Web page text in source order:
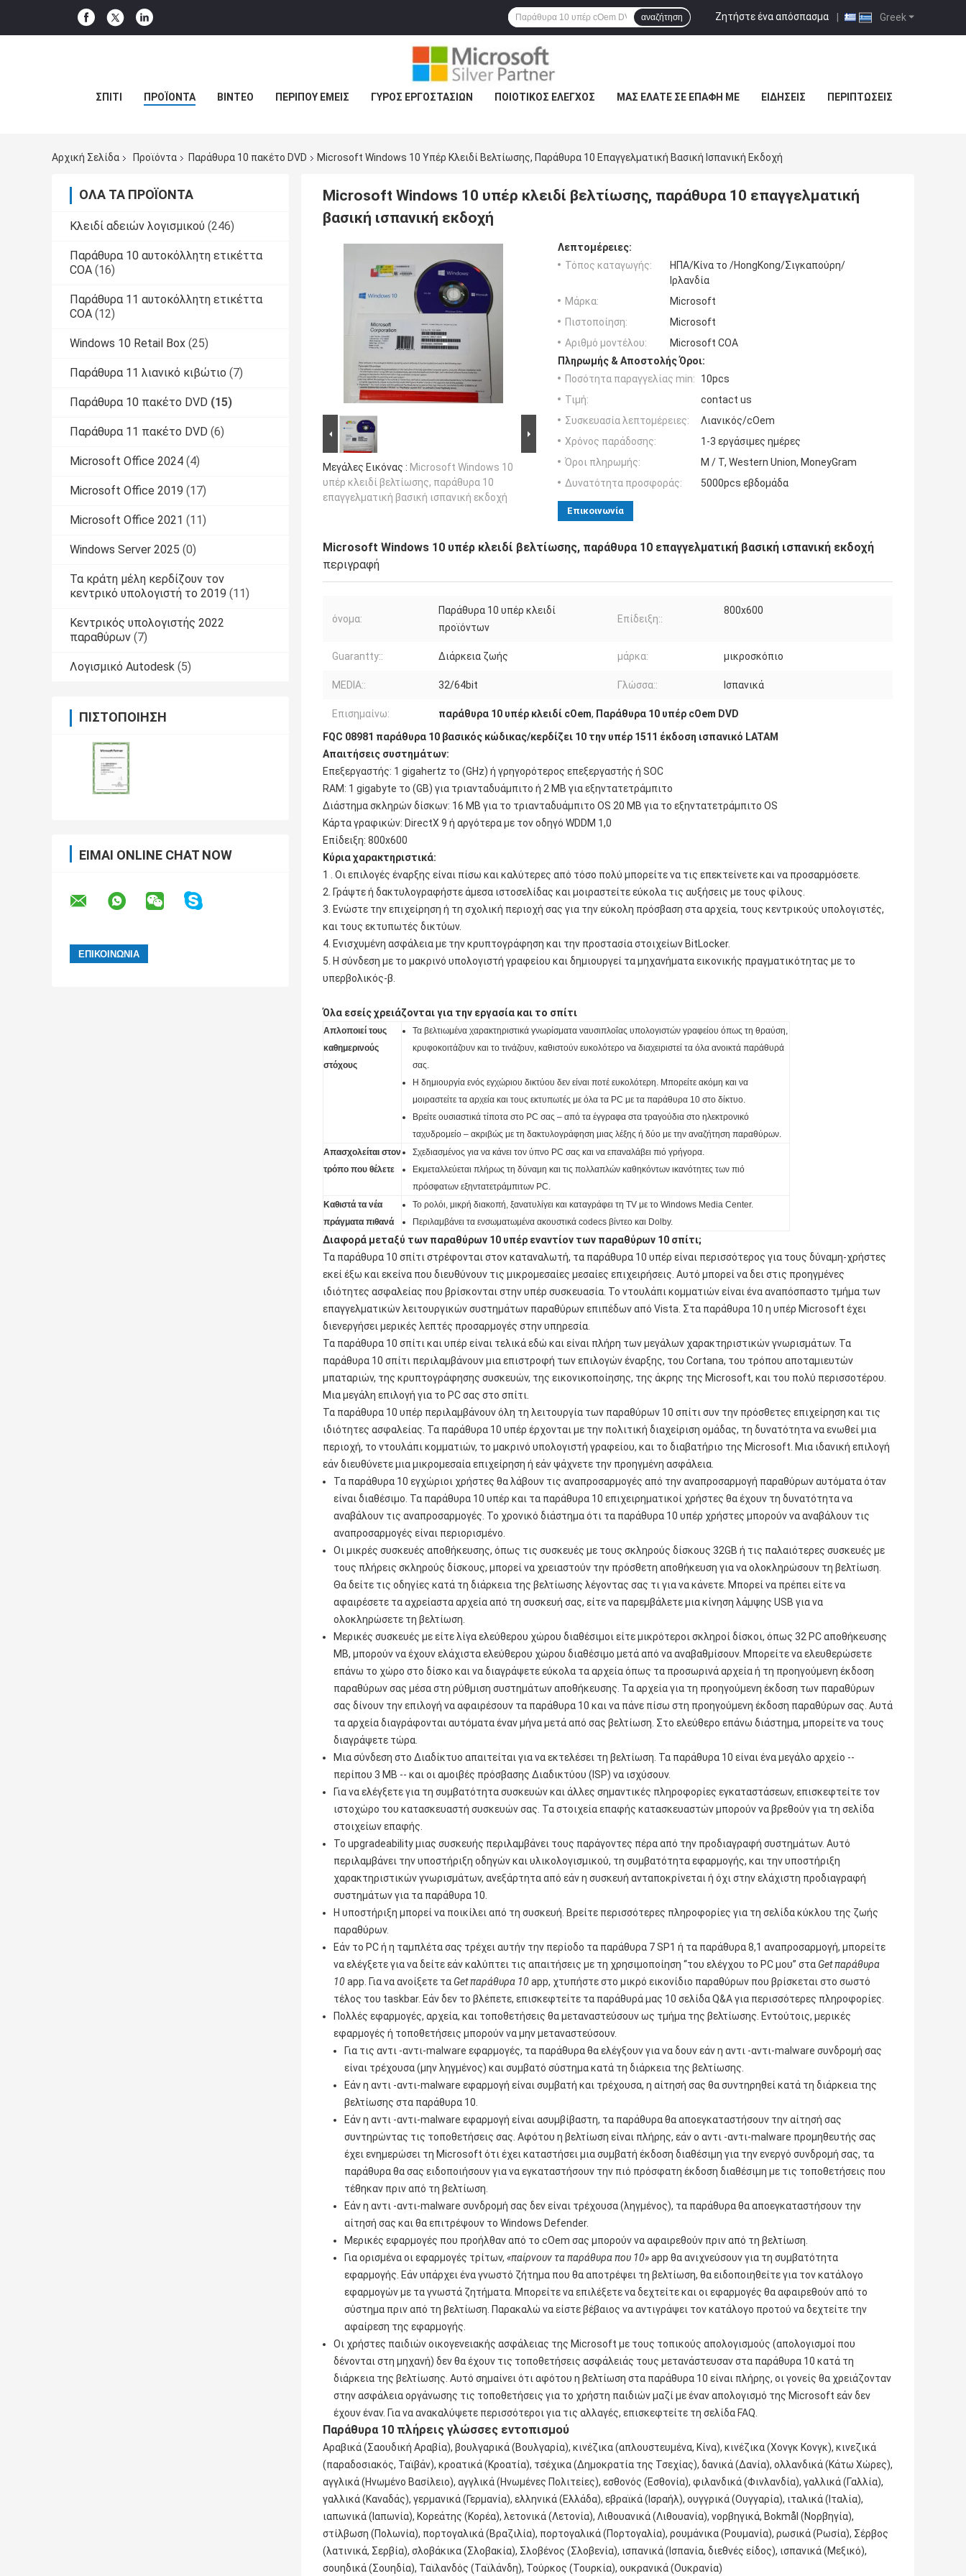
Greek
Ζητήστε ένα απόσπασμα |
αναζήτηση
ΣΠΊΤΙ ΠΡΟΪΌΝΤΑ ΒΊΝΤΕΟ ΠΕΡΊΠΟΥ ΕΜΕΊΣ ΓΎΡΟΣ ΕΡΓΟΣΤΑΣΊΩΝ ΠΟΙΟΤΙΚΌΣ ΈΛΕΓΧΟΣ ΜΑΣ ΕΛΆΤΕ ΣΕ ΕΠΑΦΉ ΜΕ ΕΙΔΉΣΕΙΣ ΠΕΡΙΠΤΏΣΕΙΣ
Αρχική Σελίδα Προϊόντα Παράθυρα 10 πακέτο DVD Microsoft Windows 10 Υπέρ Κλειδί Βελτίωσης, Παράθυρα 10 Επαγγελματική Βασική Ισπανική Εκδοχή
ΌΛΑ ΤΑ ΠΡΟΪΌΝΤΑ
Κλειδί αδειών λογισμικού (246)
Παράθυρα 10 αυτοκόλλητη ετικέττα
COA (16)
Παράθυρα 11 αυτοκόλλητη ετικέττα
COA (12)
Windows 10 Retail Box (25)
Παράθυρα 11 λιανικό κιβώτιο (7)
Παράθυρα 10 πακέτο DVD (15)
Παράθυρα 11 πακέτο DVD (6)
Microsoft Office 2024 (4)
Microsoft Office 2019 (17)
Microsoft Office 2021 (11)
Windows Server 2025 (0)
Τα κράτη μέλη κερδίζουν τον
κεντρικό υπολογιστή το 2019 (11)
Κεντρικός υπολογιστής 2022
παραθύρων (7)
Λογισμικό Autodesk (5)
ΠΙΣΤΟΠΟΊΗΣΗ
ΕΊΜΑΙ ONLINE CHAT NOW
Microsoft Windows 10 υπέρ κλειδί βελτίωσης, παράθυρα 10 επαγγελματική
βασική ισπανική εκδοχή
Μεγάλες Εικόνας : Microsoft Windows 10
υπέρ κλειδί βελτίωσης, παράθυρα 10
επαγγελματική βασική ισπανική εκδοχή
Λεπτομέρειες:
Τόπος καταγωγής:
ΗΠΑ/Κίνα το /HongKong/Σιγκαπούρη/
Ιρλανδία
Μάρκα:
Microsoft
Πιστοποίηση:
Microsoft
Αριθμό μοντέλου:
Microsoft COA
Πληρωμής & Αποστολής Όροι:
Ποσότητα παραγγελίας min:
10pcs
Τιμή:
contact us
Συσκευασία λεπτομέρειες:
Λιανικός/cOem
Χρόνος παράδοσης:
1-3 εργάσιμες ημέρες
Όροι πληρωμής:
Μ / Τ, Western Union, MoneyGram
Δυνατότητα προσφοράς:
5000pcs εβδομάδα
Επικοινωνία
Microsoft Windows 10 υπέρ κλειδί βελτίωσης, παράθυρα 10 επαγγελματική βασική ισπανική εκδοχή
περιγραφή
όνομα:
Παράθυρα 10 υπέρ κλειδί
προϊόντων
Επίδειξη::
800x600
Guarantty:: Διάρκεια ζωής μάρκα: μικροσκόπιο
MEDIA:: 32/64bit Γλώσσα:: Ισπανικά
Επισημαίνω: παράθυρα 10 υπέρ κλειδί cOem, Παράθυρα 10 υπέρ cOem DVD
FQC 08981 παράθυρα 10 βασικός κώδικας/κερδίζει 10 την υπέρ 1511 έκδοση ισπανικό LATAM
Απαιτήσεις συστημάτων:
Επεξεργαστής: 1 gigahertz το (GHz) ή γρηγορότερος επεξεργαστής ή SOC
RAM: 1 gigabyte το (GB) για τριανταδυάμπιτο ή 2 ΜΒ για εξηντατετράμπιτο
Διάστημα σκληρών δίσκων: 16 ΜΒ για το τριανταδυάμπιτο OS 20 ΜΒ για το εξηντατετράμπιτο OS
Κάρτα γραφικών: DirectX 9 ή αργότερα με τον οδηγό WDDM 1,0
Επίδειξη: 800x600
Κύρια χαρακτηριστικά:
1 . Οι επιλογές έναρξης είναι πίσω και καλύτερες από τόσο πολύ μπορείτε να τις επεκτείνετε και να προσαρμόσετε.
2. Γράψτε ή δακτυλογραφήστε άμεσα ιστοσελίδας και μοιραστείτε εύκολα τις αυξήσεις με τους φίλους.
3. Ενώστε την επιχείρηση ή τη σχολική περιοχή σας για την εύκολη πρόσβαση στα αρχεία, τους κεντρικούς υπολογιστές,
και τους εκτυπωτές δικτύων.
4. Ενισχυμένη ασφάλεια με την κρυπτογράφηση και την προστασία στοιχείων BitLocker.
5. Η σύνδεση με το μακρινό υπολογιστή γραφείου και δημιουργεί τα μηχανήματα εικονικής πραγματικότητας με το
υπερβολικός-β.
Όλα εσείς χρειάζονται για την εργασία και το σπίτι
Απλοποιεί τους
καθημερινούς
στόχους
Τα βελτιωμένα χαρακτηριστικά γνωρίσματα ναυσιπλοΐας υπολογιστών γραφείου όπως τη θραύση,
κρυφοκοιτάζουν και το τινάζουν, καθιστούν ευκολότερο να διαχειριστεί τα όλα ανοικτά παράθυρά
σας.
Η δημιουργία ενός εγχώριου δικτύου δεν είναι ποτέ ευκολότερη. Μπορείτε ακόμη και να
μοιραστείτε τα αρχεία και τους εκτυπωτές με όλα τα PC με τα παράθυρα 10 στο δίκτυο.
Βρείτε ουσιαστικά τίποτα στο PC σας – από τα έγγραφα στα τραγούδια στο ηλεκτρονικό
ταχυδρομείο – ακριβώς με τη δακτυλογράφηση μιας λέξης ή δύο με την αναζήτηση παραθύρων.
Απασχολείται στον
τρόπο που θέλετε
Σχεδιασμένος για να κάνει τον ύπνο PC σας και να επαναλάβει πιό γρήγορα.
Εκμεταλλεύεται πλήρως τη δύναμη και τις πολλαπλών καθηκόντων ικανότητες των πιό
πρόσφατων εξηντατετράμπιτων PC.
Καθιστά τα νέα
πράγματα πιθανά
Το ρολόι, μικρή διακοπή, ξανατυλίγει και καταγράφει τη TV με το Windows Media Center.
Περιλαμβάνει τα ενσωματωμένα ακουστικά codecs βίντεο και Dolby.
Διαφορά μεταξύ των παραθύρων 10 υπέρ εναντίον των παραθύρων 10 σπίτι;
Τα παράθυρα 10 σπίτι στρέφονται στον καταναλωτή, τα παράθυρα 10 υπέρ είναι περισσότερος για τους δύναμη-χρήστες
εκεί έξω και εκείνα που διευθύνουν τις μικρομεσαίες μεσαίες επιχειρήσεις. Αυτό μπορεί να δει στις προηγμένες
ιδιότητες ασφαλείας που βρίσκονται στην υπέρ συσκευασία. Το ντουλάπι κομματιών είναι ένα αναπόσπαστο τμήμα των
επαγγελματικών λειτουργικών συστημάτων παραθύρων επιπέδων από Vista. Στα παράθυρα 10 η υπέρ Microsoft έχει
διενεργήσει μερικές λεπτές προσαρμογές στην υπηρεσία.
Τα παράθυρα 10 σπίτι και υπέρ είναι τελικά εδώ και είναι πλήρη των μεγάλων χαρακτηριστικών γνωρισμάτων. Τα
παράθυρα 10 σπίτι περιλαμβάνουν μια επιστροφή των επιλογών έναρξης, του Cortana, του τρόπου αποταμιευτών
μπαταριών, της κρυπτογράφησης συσκευών, της εικονικοποίησης, της άκρης της Microsoft, και του πολύ περισσοτέρου.
Μια μεγάλη επιλογή για το PC σας στο σπίτι.
Τα παράθυρα 10 υπέρ περιλαμβάνουν όλη τη λειτουργία των παραθύρων 10 σπίτι συν την πρόσθετες επιχείρηση και τις
ιδιότητες ασφαλείας. Τα παράθυρα 10 υπέρ έρχονται με την πολιτική διαχείριση ομάδας, τη δυνατότητα να ενωθεί μια
περιοχή, το ντουλάπι κομματιών, το μακρινό υπολογιστή γραφείου, και το διαβατήριο της Microsoft. Μια ιδανική επιλογή
εάν διευθύνετε μια μικρομεσαία επιχείρηση ή εάν ψάχνετε την προηγμένη ασφάλεια.
Τα παράθυρα 10 εγχώριοι χρήστες θα λάβουν τις αναπροσαρμογές από την αναπροσαρμογή παραθύρων αυτόματα όταν
είναι διαθέσιμο. Τα παράθυρα 10 υπέρ και τα παράθυρα 10 επιχειρηματικοί χρήστες θα έχουν τη δυνατότητα να
αναβάλουν τις αναπροσαρμογές. Το χρονικό διάστημα ότι τα παράθυρα 10 υπέρ χρήστες μπορούν να αναβάλουν τις
αναπροσαρμογές είναι περιορισμένο.
Οι μικρές συσκευές αποθήκευσης, όπως τις συσκευές με τους σκληρούς δίσκους 32GB ή τις παλαιότερες συσκευές με
τους πλήρεις σκληρούς δίσκους, μπορεί να χρειαστούν την πρόσθετη αποθήκευση για να ολοκληρώσουν τη βελτίωση.
Θα δείτε τις οδηγίες κατά τη διάρκεια της βελτίωσης λέγοντας σας τι για να κάνετε. Μπορεί να πρέπει είτε να
αφαιρέσετε τα αχρείαστα αρχεία από τη συσκευή σας, είτε να παρεμβάλετε μια κίνηση λάμψης USB για να
ολοκληρώσετε τη βελτίωση.
Μερικές συσκευές με είτε λίγα ελεύθερου χώρου διαθέσιμοι είτε μικρότεροι σκληροί δίσκοι, όπως 32 PC αποθήκευσης
ΜΒ, μπορούν να έχουν ελάχιστα ελεύθερου χώρου διαθέσιμο μετά από να αναβαθμίσουν. Μπορείτε να ελευθερώσετε
επάνω το χώρο στο δίσκο και να διαγράψετε εύκολα τα αρχεία όπως τα προσωρινά αρχεία ή τη προηγούμενη έκδοση
παραθύρων σας μέσα στη ρύθμιση συστημάτων αποθήκευσης. Τα αρχεία για τη προηγούμενη έκδοση των παραθύρων
σας δίνουν την επιλογή να αφαιρέσουν τα παράθυρα 10 και να πάνε πίσω στη προηγούμενη έκδοση παραθύρων σας. Αυτά
τα αρχεία διαγράφονται αυτόματα έναν μήνα μετά από σας βελτίωση. Στο ελεύθερο επάνω διάστημα, μπορείτε να τους
διαγράψετε τώρα.
Μια σύνδεση στο Διαδίκτυο απαιτείται για να εκτελέσει τη βελτίωση. Τα παράθυρα 10 είναι ένα μεγάλο αρχείο --
περίπου 3 ΜΒ -- και οι αμοιβές πρόσβασης Διαδικτύου (ISP) να ισχύσουν.
Για να ελέγξετε για τη συμβατότητα συσκευών και άλλες σημαντικές πληροφορίες εγκαταστάσεων, επισκεφτείτε τον
ιστοχώρο του κατασκευαστή συσκευών σας. Τα στοιχεία επαφής κατασκευαστών μπορούν να βρεθούν για τη σελίδα
στοιχείων επαφής.
Το upgradeability μιας συσκευής περιλαμβάνει τους παράγοντες πέρα από την προδιαγραφή συστημάτων. Αυτό
περιλαμβάνει την υποστήριξη οδηγών και υλικολογισμικού, τη συμβατότητα εφαρμογής, και την υποστήριξη
χαρακτηριστικών γνωρισμάτων, ανεξάρτητα από εάν η συσκευή ανταποκρίνεται ή όχι στην ελάχιστη προδιαγραφή
συστημάτων για τα παράθυρα 10.
Η υποστήριξη μπορεί να ποικίλει από τη συσκευή. Βρείτε περισσότερες πληροφορίες για τη σελίδα κύκλου της ζωής
παραθύρων.
Εάν το PC ή η ταμπλέτα σας τρέχει αυτήν την περίοδο τα παράθυρα 7 SP1 ή τα παράθυρα 8,1 αναπροσαρμογή, μπορείτε
να ελέγξετε για να δείτε εάν καλύπτει τις απαιτήσεις με τη χρησιμοποίηση “του ελέγχου το PC μου” σταGet παράθυρα
10app. Για να ανοίξετε ταGet παράθυρα 10app, χτυπήστε στο μικρό εικονίδιο παραθύρων που βρίσκεται στο σωστό
τέλος του taskbar. Εάν δεν το βλέπετε, επισκεφτείτε τα παράθυρά μας 10 σελίδα Q&A για περισσότερες πληροφορίες.
Πολλές εφαρμογές, αρχεία, και τοποθετήσεις θα μεταναστεύσουν ως τμήμα της βελτίωσης. Εντούτοις, μερικές
εφαρμογές ή τοποθετήσεις μπορούν να μην μεταναστεύσουν.
Για τις αντι -αντι-malware εφαρμογές, τα παράθυρα θα ελέγξουν για να δουν εάν η αντι -αντι-malware συνδρομή σας
είναι τρέχουσα (μην ληγμένος) και συμβατό σύστημα κατά τη διάρκεια της βελτίωσης.
Εάν η αντι -αντι-malware εφαρμογή είναι συμβατή και τρέχουσα, η αίτησή σας θα συντηρηθεί κατά τη διάρκεια της
βελτίωσης στα παράθυρα 10.
Εάν η αντι -αντι-malware εφαρμογή είναι ασυμβίβαστη, τα παράθυρα θα αποεγκαταστήσουν την αίτησή σας
συντηρώντας τις τοποθετήσεις σας. Αφότου η βελτίωση είναι πλήρης, εάν ο αντι -αντι-malware προμηθευτής σας
έχει ενημερώσει τη Microsoft ότι έχει καταστήσει μια συμβατή έκδοση διαθέσιμη για την ενεργό συνδρομή σας, τα
παράθυρα θα σας ειδοποιήσουν για να εγκαταστήσουν την πιό πρόσφατη έκδοση διαθέσιμη με τις τοποθετήσεις που
τέθηκαν πριν από τη βελτίωση.
Εάν η αντι -αντι-malware συνδρομή σας δεν είναι τρέχουσα (ληγμένος), τα παράθυρα θα αποεγκαταστήσουν την
αίτησή σας και θα επιτρέψουν το Windows Defender.
Μερικές εφαρμογές που προήλθαν από το cOem σας μπορούν να αφαιρεθούν πριν από τη βελτίωση.
Για ορισμένα οι εφαρμογές τρίτων, «παίρνουν τα παράθυρα που 10»app θα ανιχνεύσουν για τη συμβατότητα
εφαρμογής. Εάν υπάρχει ένα γνωστό ζήτημα που θα αποτρέψει τη βελτίωση, θα ειδοποιηθείτε για τον κατάλογο
εφαρμογών με τα γνωστά ζητήματα. Μπορείτε να επιλέξετε να δεχτείτε και οι εφαρμογές θα αφαιρεθούν από το
σύστημα πριν από τη βελτίωση. Παρακαλώ να είστε βέβαιος να αντιγράψει τον κατάλογο προτού να δεχτείτε την
αφαίρεση της εφαρμογής.
Οι χρήστες παιδιών οικογενειακής ασφάλειας της Microsoft με τους τοπικούς απολογισμούς (απολογισμοί που
δένονται στη μηχανή) δεν θα έχουν τις τοποθετήσεις ασφάλειάς τους μετανάστευσαν στα παράθυρα 10 κατά τη
διάρκεια της βελτίωσης. Αυτό σημαίνει ότι αφότου η βελτίωση στα παράθυρα 10 είναι πλήρης, οι γονείς θα χρειάζονταν
στην ασφάλεια οργάνωσης τις τοποθετήσεις για το χρήστη παιδιών μαζί με έναν απολογισμό της Microsoft εάν δεν
έχουν έναν. Για να ανακαλύψετε περισσότεροι για τις αλλαγές, επισκεφτείτε τη σελίδα FAQ.
Παράθυρα 10 πλήρεις γλώσσες εντοπισμού
Αραβικά (Σαουδική Αραβία), βουλγαρικά (Βουλγαρία), κινέζικα (απλουστευμένα, Κίνα), κινέζικα (Χονγκ Κονγκ), κινεζικά
(παραδοσιακός, Ταϊβάν), κροατικά (Κροατία), τσέχικα (Δημοκρατία της Τσεχίας), δανικά (Δανία), ολλανδικά (Κάτω Χώρες),
αγγλικά (Ηνωμένο Βασίλειο), αγγλικά (Ηνωμένες Πολιτείες), εσθονός (Εσθονία), φιλανδικά (Φινλανδία), γαλλικά (Γαλλία),
γαλλικά (Καναδάς), γερμανικά (Γερμανία), ελληνικά (Ελλάδα), εβραϊκά (Ισραήλ), ουγγρικά (Ουγγαρία), ιταλικά (Ιταλία),
ιαπωνικά (Ιαπωνία), Κορεάτης (Κορέα), λετονικά (Λετονία), Λιθουανικά (Λιθουανία), νορβηγικά, Bokmål (Νορβηγία),
στίλβωση (Πολωνία), πορτογαλικά (Βραζιλία), πορτογαλικά (Πορτογαλία), ρουμάνικα (Ρουμανία), ρωσικά (Ρωσία), Σέρβος
(λατινικά, Σερβία), σλοβάκικα (Σλοβακία), Σλοβένος (Σλοβενία), ισπανικά (Ισπανία, διεθνές είδος), ισπανικά (Μεξικό),
σουηδικά (Σουηδία), Ταϊλανδός (Ταϊλάνδη), Τούρκος (Τουρκία), ουκρανικά (Ουκρανία)